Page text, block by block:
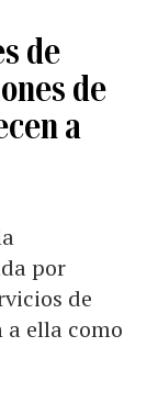
de
de
a
por
de
ella como